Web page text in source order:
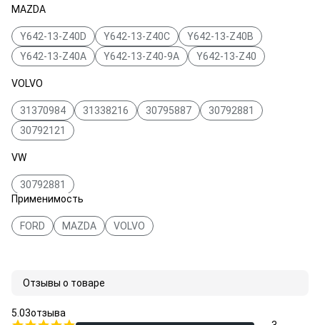
MAZDA
Y642-13-Z40D Y642-13-Z40C
Y642-13-Z40B
Y642-13-Z40A
Y642-13-Z40-9A Y642-13-Z40
VOLVO
31370984 31338216 30795887
30792881
30792121
VW
30792881
PA3214
Применимость
FORD MAZDA VOLVO
Отзывы о товаре
5.03отзыва